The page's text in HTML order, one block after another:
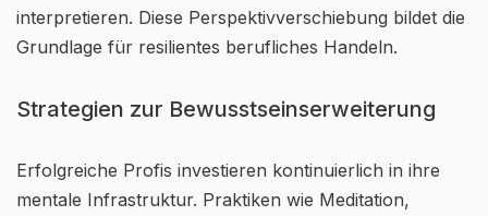
interpretieren. Diese Perspektivverschiebung bildet die
Grundlage für resilientes berufliches Handeln.
Strategien zur Bewusstseinserweiterung
Erfolgreiche Profis investieren kontinuierlich in ihre
mentale Infrastruktur. Praktiken wie Meditation,